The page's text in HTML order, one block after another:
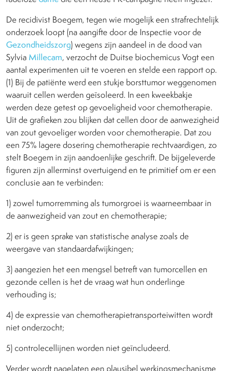
De recidivist Boegem, tegen wie mogelijk een strafrechtelijk
onderzoek loopt (na aangifte door de Inspectie voor de
Gezondheidszorg) wegens zijn aandeel in de dood van
Sylvia Millecam, verzocht de Duitse biochemicus Vogt een
aantal experimenten uit te voeren en stelde een rapport op.
(1) Bij de patiënte werd een stukje borsttumor weggenomen
waaruit cellen werden geïsoleerd. In een kweekbakje
werden deze getest op gevoeligheid voor chemotherapie.
Uit de grafieken zou blijken dat cellen door de aanwezigheid
van zout gevoeliger worden voor chemotherapie. Dat zou
een 75% lagere dosering chemotherapie rechtvaardigen, zo
stelt Boegem in zijn aandoenlijke geschrift. De bijgeleverde
figuren zijn allerminst overtuigend en te primitief om er een
conclusie aan te verbinden:
1) zowel tumorremming als tumorgroei is waarneembaar in
de aanwezigheid van zout en chemotherapie;
2) er is geen sprake van statistische analyse zoals de
weergave van standaardafwijkingen;
3) aangezien het een mengsel betreft van tumorcellen en
gezonde cellen is het de vraag wat hun onderlinge
verhouding is;
4) de expressie van chemotherapietransporteiwitten wordt
niet onderzocht;
5) controlecellijnen worden niet geïncludeerd.
Verder wordt nagelaten een plausibel werkingsmechanisme